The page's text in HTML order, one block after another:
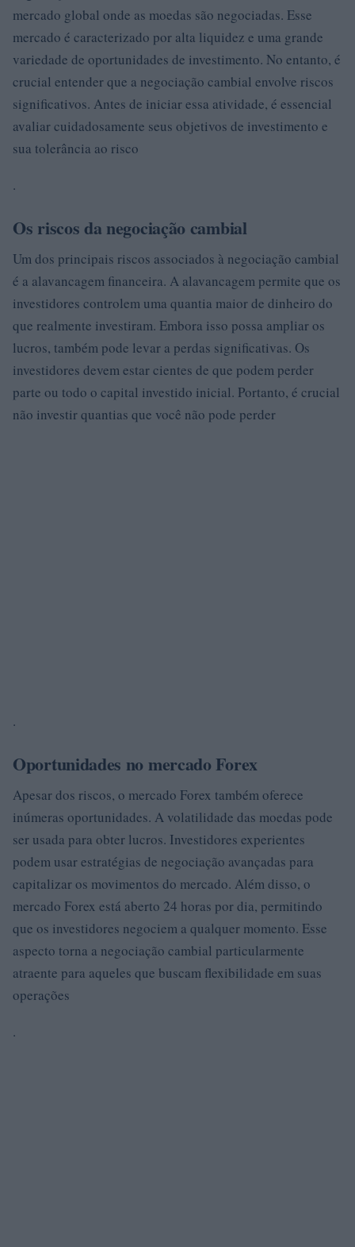
mercado global onde as moedas são negociadas. Esse
mercado é caracterizado por alta liquidez e uma grande
variedade de oportunidades de investimento. No entanto, é
crucial entender que a negociação cambial envolve riscos
significativos. Antes de iniciar essa atividade, é essencial
avaliar cuidadosamente seus objetivos de investimento e
sua tolerância ao risco
.
Os riscos da negociação cambial
Um dos principais riscos associados à negociação cambial
é a alavancagem financeira. A alavancagem permite que os
investidores controlem uma quantia maior de dinheiro do
que realmente investiram. Embora isso possa ampliar os
lucros, também pode levar a perdas significativas. Os
investidores devem estar cientes de que podem perder
parte ou todo o capital investido inicial. Portanto, é crucial
não investir quantias que você não pode perder
.
Oportunidades no mercado Forex
Apesar dos riscos, o mercado Forex também oferece
inúmeras oportunidades. A volatilidade das moedas pode
ser usada para obter lucros. Investidores experientes
podem usar estratégias de negociação avançadas para
capitalizar os movimentos do mercado. Além disso, o
mercado Forex está aberto 24 horas por dia, permitindo
que os investidores negociem a qualquer momento. Esse
aspecto torna a negociação cambial particularmente
atraente para aqueles que buscam flexibilidade em suas
operações
.